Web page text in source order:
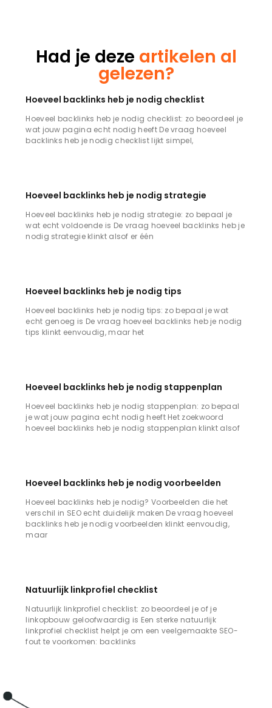
Had je deze artikelen al
gelezen?
Hoeveel backlinks heb je nodig checklist
Hoeveel backlinks heb je nodig checklist: zo beoordeel je
wat jouw pagina echt nodig heeft De vraag hoeveel
backlinks heb je nodig checklist lijkt simpel,
Hoeveel backlinks heb je nodig strategie
Hoeveel backlinks heb je nodig strategie: zo bepaal je
wat echt voldoende is De vraag hoeveel backlinks heb je
nodig strategie klinkt alsof er één
Hoeveel backlinks heb je nodig tips
Hoeveel backlinks heb je nodig tips: zo bepaal je wat
echt genoeg is De vraag hoeveel backlinks heb je nodig
tips klinkt eenvoudig, maar het
Hoeveel backlinks heb je nodig stappenplan
Hoeveel backlinks heb je nodig stappenplan: zo bepaal
je wat jouw pagina echt nodig heeft Het zoekwoord
hoeveel backlinks heb je nodig stappenplan klinkt alsof
Hoeveel backlinks heb je nodig voorbeelden
Hoeveel backlinks heb je nodig? Voorbeelden die het
verschil in SEO echt duidelijk maken De vraag hoeveel
backlinks heb je nodig voorbeelden klinkt eenvoudig,
maar
Natuurlijk linkprofiel checklist
Natuurlijk linkprofiel checklist: zo beoordeel je of je
linkopbouw geloofwaardig is Een sterke natuurlijk
linkprofiel checklist helpt je om een veelgemaakte SEO-
fout te voorkomen: backlinks